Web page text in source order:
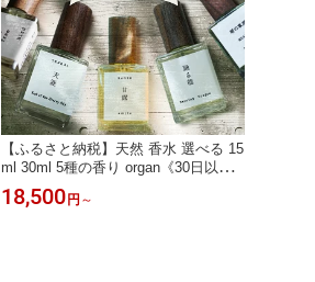
【ふるさと納税】天然 香水 選べる 15
ml 30ml 5種の香り organ《30日以内
に出荷予定(土日祝除く)》熊本県 阿蘇
郡 産山村 天然 100％ 布バック付き
18,500 円 ～